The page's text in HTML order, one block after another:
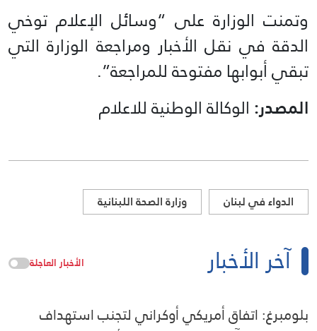
وتمنت الوزارة على “وسائل الإعلام توخي
الدقة في نقل الأخبار ومراجعة الوزارة التي
تبقي أبوابها مفتوحة للمراجعة”.
المصدر: الوكالة الوطنية للاعلام
الدواء في لبنان وزارة الصحة اللبنانية
آخر الأخبار الأخبار العاجلة
بلومبرغ: اتفاق أمريكي أوكراني لتجنب استهداف